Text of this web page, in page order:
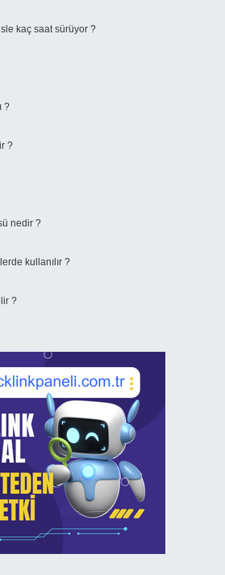
kaç saat sürüyor ?
?
?
nedir ?
kullanılır ?
?